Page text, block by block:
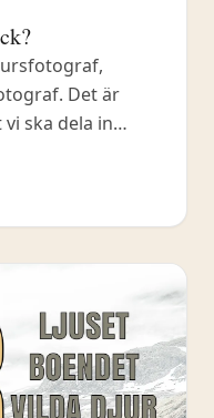
Det är
ska dela in
Varför? Det är
att diskutera i
Där en
och